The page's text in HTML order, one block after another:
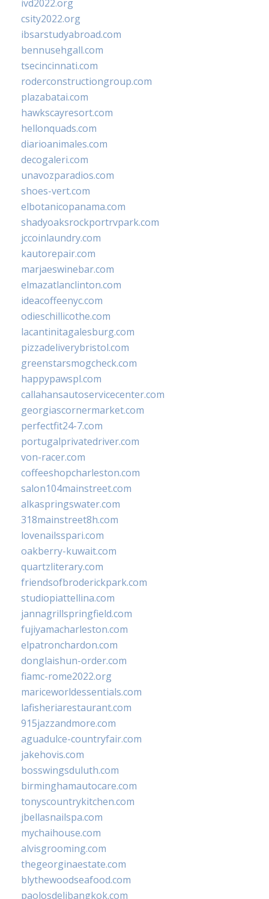
ivd2022.org
csity2022.org
ibsarstudyabroad.com
bennusehgall.com
tsecincinnati.com
roderconstructiongroup.com
plazabatai.com
hawkscayresort.com
hellonquads.com
diarioanimales.com
decogaleri.com
unavozparadios.com
shoes-vert.com
elbotanicopanama.com
shadyoaksrockportrvpark.com
jccoinlaundry.com
kautorepair.com
marjaeswinebar.com
elmazatlanclinton.com
ideacoffeenyc.com
odieschillicothe.com
lacantinitagalesburg.com
pizzadeliverybristol.com
greenstarsmogcheck.com
happypawspl.com
callahansautoservicecenter.com
georgiascornermarket.com
perfectfit24-7.com
portugalprivatedriver.com
von-racer.com
coffeeshopcharleston.com
salon104mainstreet.com
alkaspringswater.com
318mainstreet8h.com
lovenailsspari.com
oakberry-kuwait.com
quartzliterary.com
friendsofbroderickpark.com
studiopiattellina.com
jannagrillspringfield.com
fujiyamacharleston.com
elpatronchardon.com
donglaishun-order.com
fiamc-rome2022.org
mariceworldessentials.com
lafisheriarestaurant.com
915jazzandmore.com
aguadulce-countryfair.com
jakehovis.com
bosswingsduluth.com
birminghamautocare.com
tonyscountrykitchen.com
jbellasnailspa.com
mychaihouse.com
alvisgrooming.com
thegeorginaestate.com
blythewoodseafood.com
paolosdelibangkok.com